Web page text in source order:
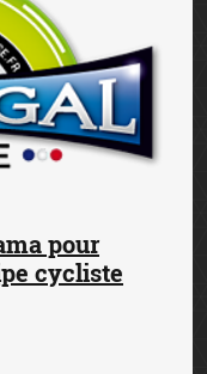
pour
cycliste